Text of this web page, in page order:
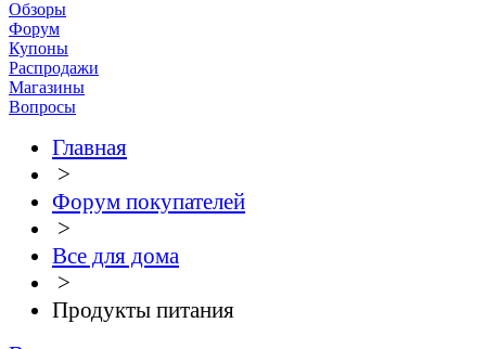
Обзоры
Форум
Купоны
Распродажи
Магазины
Вопросы
Главная
>
Форум покупателей
>
Все для дома
>
Продукты питания